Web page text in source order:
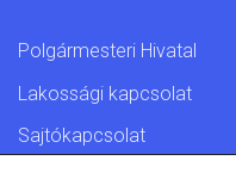
Polgármesteri Hivatal
Lakossági kapcsolat
Sajtókapcsolat